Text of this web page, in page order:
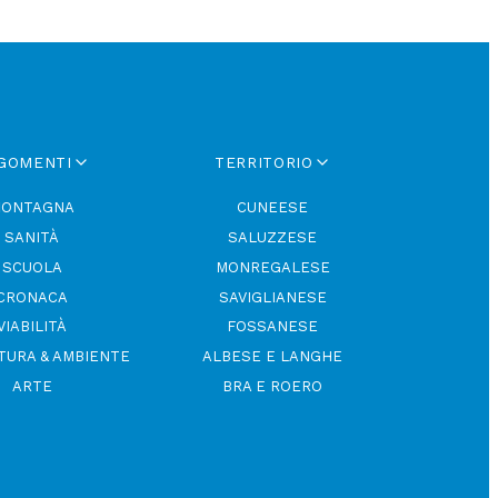
SANITÀ
SCUOLA
& AMBIENTE
ARTE
TERRITORIO
CUNEESE
SALUZZESE
MONREGALESE
SAVIGLIANESE
FOSSANESE
ALBESE E LANGHE
BRA E ROERO